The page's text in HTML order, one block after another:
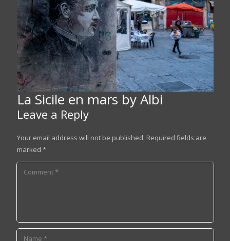
La Sicile en mars by Albi
Leave a Reply
Your email address will not be published. Required fields are
marked *